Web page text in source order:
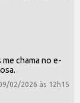
chama no e-
02/2026 às 12h15